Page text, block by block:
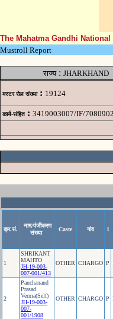
The Mahatma Gandhi
Mustroll Report
राज्य: JHARKHAND
मस्टर रोल संख्या : 19124
कार्य-संहित : 3419003007/IF/
क्र.सं.
नाम/पंजीकरण
संख्या
Caste गांव 1
1
SHRIKANT
MAHTO
JH-19-003-
007-001/413
OTHER CHARGO P
2
Panchanand
Prasad
Verma(Self)
JH-19-003-
007-
001/1908
OTHER CHARGO P